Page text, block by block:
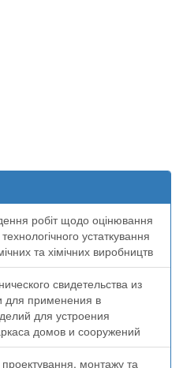
робіт щодо оцінювання
устаткування
та хімічних виробництв
свидетельства из
для применения в
для устроения
домов и сооружений
монтажу та